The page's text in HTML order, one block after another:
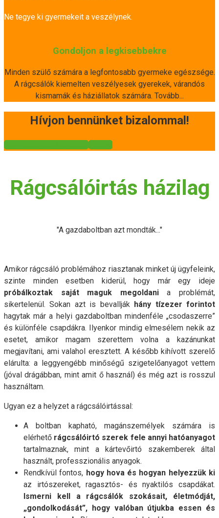
Ne tegye ki gyermekeit a veszélynek.
Gondoljon a legkisebbekre
Minden szülő számára a legfontosabb gyermeke egészsége.
A rágcsálók kiemelten veszélyesek gyerekek, várandós
kismamák és háziállatok számára. Tovább...
Hívjon bennünket bizalommal!
HÍVÁS +36 30 740 6350Vissza
Rágcsálóirtás házilag
"A gazdaboltban azt mondták..."
Amikor rágcsáló problémához riasztanak minket új ügyfeleink,
szinte minden esetben kiderül, hogy már egy ideje
próbálkoztak saját maguk megoldania problémát,
sikertelenül. Sokan azt is bevallják hány tízezer forintot
hagytak már a helyi gazdaboltban mindenféle „csodaszerre”
és különféle csapdákra. Ilyenkor mindig elmesélem nekik az
esetet, amikor magam szerettem volna a kazánunkat
megjavítani, ami valahol eresztett. A később kihívott szerelő
elárulta: a leggyengébb minőségű szigetelőanyagot vettem
(jóval drágábban, mint amit ő használ) és még azt is rosszul
használtam.
Ugyan ez a helyzet a rágcsálóirtással:
A boltban kapható, magánszemélyek számára is
elérhető rágcsálóirtó szerek fele annyi hatóanyagot
tartalmaznak, mint a kártevőirtó szakemberek által
használt, professzionális anyagok.
Rendkívül fontos, hogy hova és hogyan helyezzük ki
az irtószereket, ragasztós- és nyaktilós csapdákat.
Ismerni kell a rágcsálók szokásait, életmódját,
„gondolkodását”, hogy valóban útjukba essen és